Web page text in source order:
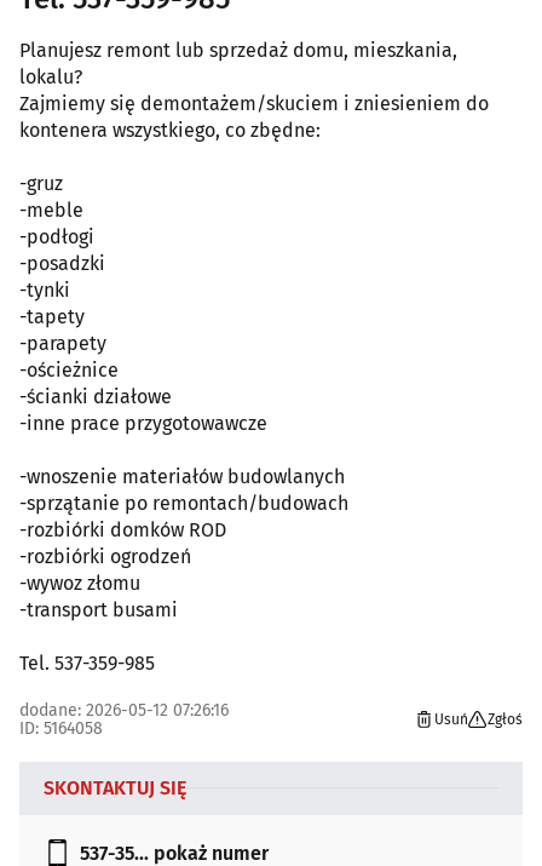
Planujesz remont lub sprzedaż domu, mieszkania,
lokalu?
Zajmiemy się demontażem/skuciem i zniesieniem do
kontenera wszystkiego, co zbędne:
-gruz
-meble
-podłogi
-posadzki
-tynki
-tapety
-parapety
-ościeżnice
-ścianki działowe
-inne prace przygotowawcze
-wnoszenie materiałów budowlanych
-sprzątanie po remontach/budowach
-rozbiórki domków ROD
-rozbiórki ogrodzeń
-wywoz złomu
-transport busami
Tel. 537-359-985
dodane: 2026-05-12 07:26:16
ID: 5164058
Usuń Zgłoś
SKONTAKTUJ SIĘ
537-35... pokaż numer